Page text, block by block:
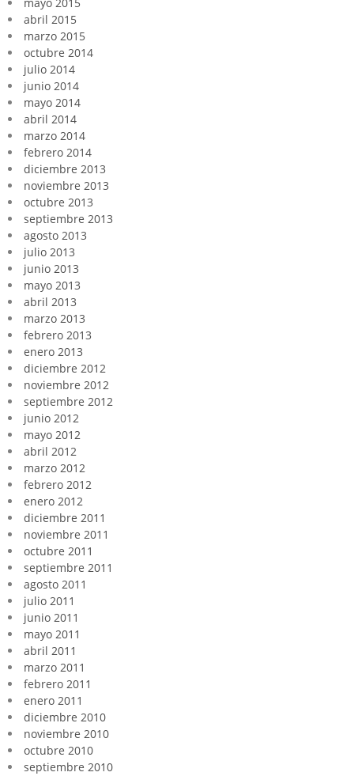
abril 2015
marzo 2015
octubre 2014
julio 2014
junio 2014
mayo 2014
abril 2014
marzo 2014
febrero 2014
diciembre 2013
noviembre 2013
octubre 2013
septiembre 2013
agosto 2013
julio 2013
junio 2013
mayo 2013
abril 2013
marzo 2013
febrero 2013
enero 2013
diciembre 2012
noviembre 2012
septiembre 2012
junio 2012
mayo 2012
abril 2012
marzo 2012
febrero 2012
enero 2012
diciembre 2011
noviembre 2011
octubre 2011
septiembre 2011
agosto 2011
julio 2011
junio 2011
mayo 2011
abril 2011
marzo 2011
febrero 2011
enero 2011
diciembre 2010
noviembre 2010
octubre 2010
septiembre 2010